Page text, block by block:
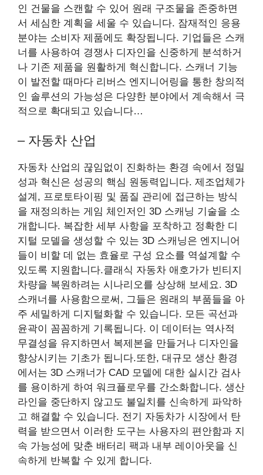
인 건물을 스캔할 수 있어 원래 구조물을 존중하면
서 세심한 계획을 세울 수 있습니다. 잠재적인 응용
분야는 소비자 제품에도 확장됩니다. 기업들은 스캐
너를 사용하여 경쟁사 디자인을 신중하게 분석하거
나 기존 제품을 원활하게 혁신합니다. 스캐너 기능
이 발전할 때마다 리버스 엔지니어링을 통한 창의적
인 솔루션의 가능성은 다양한 분야에서 계속해서 극
적으로 확대되고 있습니다…
– 자동차 산업
자동차 산업의 끊임없이 진화하는 환경 속에서 정밀
성과 혁신은 성공의 핵심 원동력입니다. 제조업체가
설계, 프로토타이핑 및 품질 관리에 접근하는 방식
을 재정의하는 게임 체인저인 3D 스캐닝 기술을 소
개합니다. 복잡한 세부 사항을 포착하고 정확한 디
지털 모델을 생성할 수 있는 3D 스캐닝은 엔지니어
들이 비할 데 없는 효율로 구성 요소를 역설계할 수
있도록 지원합니다.클래식 자동차 애호가가 빈티지
차량을 복원하려는 시나리오를 상상해 보세요. 3D
스캐너를 사용함으로써, 그들은 원래의 부품들을 아
주 세밀하게 디지털화할 수 있습니다. 모든 곡선과
윤곽이 꼼꼼하게 기록됩니다. 이 데이터는 역사적
무결성을 유지하면서 복제본을 만들거나 디자인을
향상시키는 기초가 됩니다.또한, 대규모 생산 환경
에서는 3D 스캐너가 CAD 모델에 대한 실시간 검사
를 용이하게 하여 워크플로우를 간소화합니다. 생산
라인을 중단하지 않고도 불일치를 신속하게 파악하
고 해결할 수 있습니다. 전기 자동차가 시장에서 탄
력을 받으면서 이러한 도구는 사용자의 편안함과 지
속 가능성에 맞춘 배터리 팩과 내부 레이아웃을 신
속하게 반복할 수 있게 합니다.